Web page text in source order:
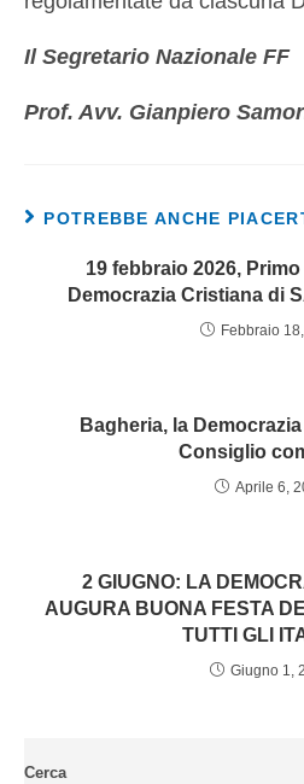
Il Segretario Nazionale FF
Prof. Avv. Gianpiero
POTREBBE ANCHE
19 febbraio 2026,
Democrazia Cristiana di
Febbraio
Bagheria, la
Consiglio
Aprile 6,
2 GIUGNO: LA
AUGURA BUONA FESTA
TUTTI GLI
Giugno 1,
Cerca